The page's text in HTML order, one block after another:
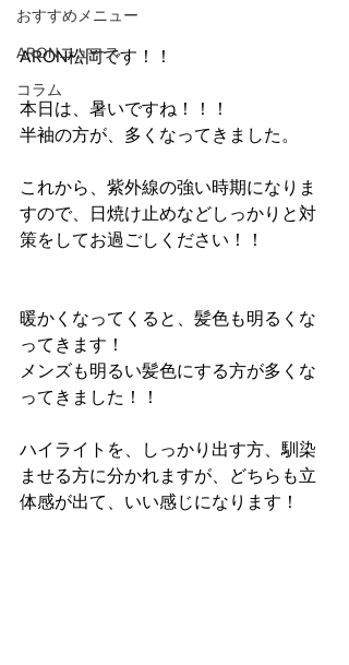
おすすめメニュー
ARONニュース
コラム
ARON松岡です！！
本日は、暑いですね！！！
半袖の方が、多くなってきました。
これから、紫外線の強い時期になりま
すので、日焼け止めなどしっかりと対
策をしてお過ごしください！！
暖かくなってくると、髪色も明るくな
ってきます！
メンズも明るい髪色にする方が多くな
ってきました！！
ハイライトを、しっかり出す方、馴染
ませる方に分かれますが、どちらも立
体感が出て、いい感じになります！